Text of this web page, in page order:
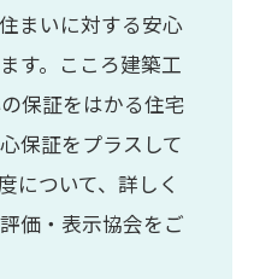
まいに対する安心
す。こころ建築工
保証をはかる住宅
保証をプラスして
について、詳しく
価・表示協会をご